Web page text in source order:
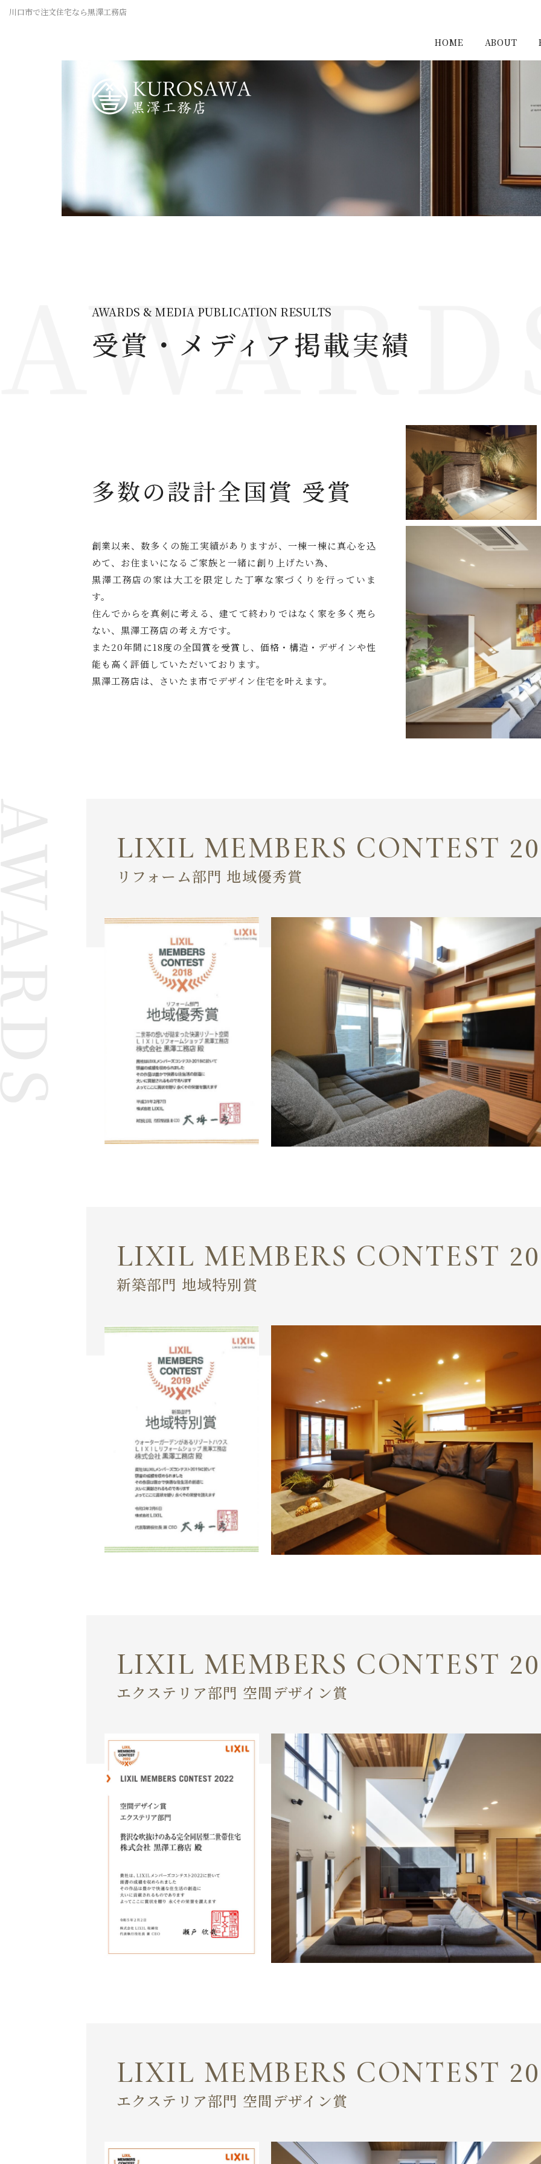
川口市で注文住宅なら黒澤工務店
HOME ABOUT
AWARDS & MEDIA PUBLICATION RESULTS
受賞・メディア掲載実績
多数の設計全国賞 受賞
創業以来、数多くの施工実績がありますが、一棟一棟に真心を込
めて、お住まいになるご家族と一緒に創り上げたい為、
黒澤工務店の家は大工を限定した丁寧な家づくりを行っていま
す。
住んでからを真剣に考える、建てて終わりではなく家を多く売ら
ない、黒澤工務店の考え方です。
また20年間に18度の全国賞を受賞し、価格・構造・デザインや性
能も高く評価していただいております。
黒澤工務店は、さいたま市でデザイン住宅を叶えます。
LIXIL MEMBERS CONTEST
リフォーム部門 地域優秀賞
LIXIL MEMBERS CONTEST
新築部門 地域特別賞
LIXIL MEMBERS CONTEST
エクステリア部門 空間デザイン賞
LIXIL MEMBERS CONTEST
エクステリア部門 空間デザイン賞